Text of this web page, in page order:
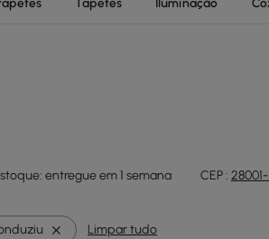
entregue em 1 semana CEP :
Limpar tudo